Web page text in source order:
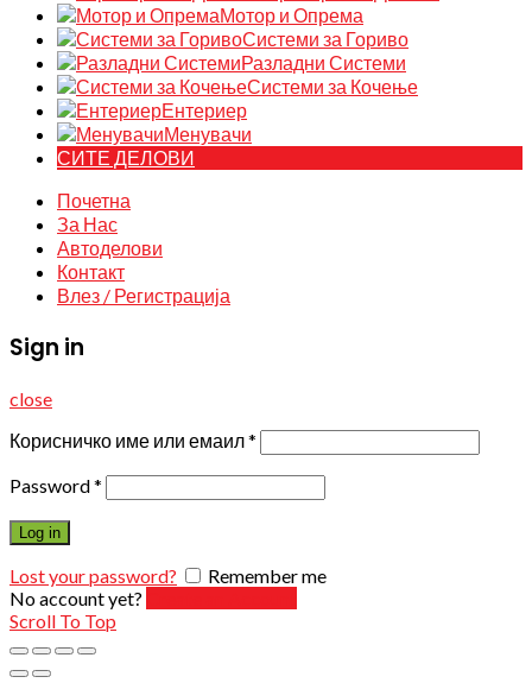
Мотор и Опрема
Системи за Гориво
Разладни Системи
Системи за Кочење
Ентериер
Менувачи
СИТЕ ДЕЛОВИ
Почетна
За Нас
Автоделови
Контакт
Влез / Регистрација
Sign in
close
Корисничко име или емаил*
Password*
Log in
Lost your password?
Remember me
No account yet?
Scroll To Top